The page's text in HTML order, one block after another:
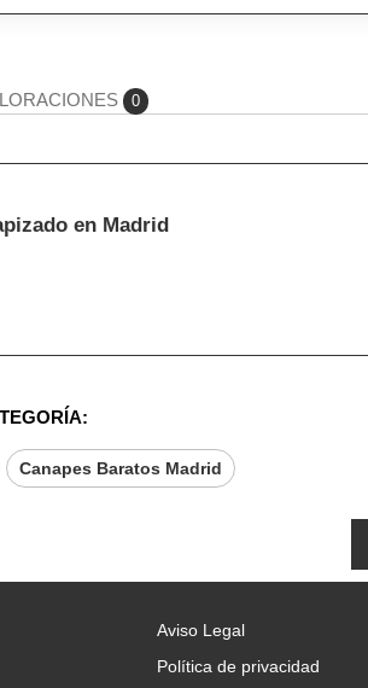
0
en Madrid
Canapes Baratos Madrid
Aviso Legal
Política de privacidad